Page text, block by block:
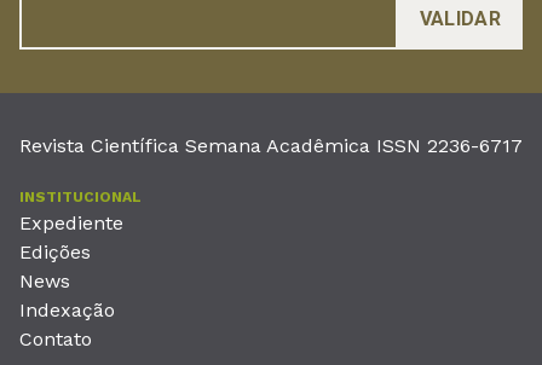
Revista Científica Semana Acadêmica ISSN 2236-6717
INSTITUCIONAL
Expediente
Edições
News
Indexação
Contato